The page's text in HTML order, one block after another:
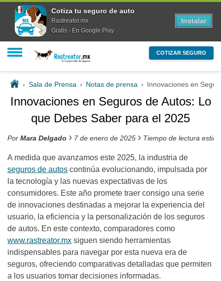
COTIZAR SEGURO
› Sala de Prensa › Notas de prensa › Innovaciones en
Innovaciones en Seguros de Autos: Lo
que Debes Saber para el 2025
Por Mara Delgado › 7 de enero de 2025 › Tiempo de lectura
A medida que avanzamos este 2025, la industria de
seguros de autos continúa evolucionando, impulsada por
la tecnología y las nuevas expectativas de los
consumidores. Este año promete traer consigo una serie
de innovaciones destinadas a mejorar la experiencia del
usuario, la eficiencia y la personalización de los seguros
de autos. En este contexto, comparadores como
www.rastreator.mx siguen siendo herramientas
indispensables para navegar por esta nueva era de
seguros, ofreciendo comparativas detalladas que permiten
a los usuarios tomar decisiones informadas.
Cotiza tu seguro de auto
Rastreator.mx
Gratis - En Google Play
Instalar